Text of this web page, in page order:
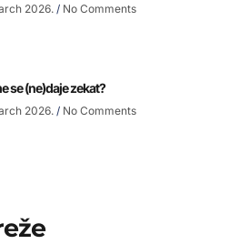
2026. No Comments
se (ne)daje zekat?
2026. No Comments